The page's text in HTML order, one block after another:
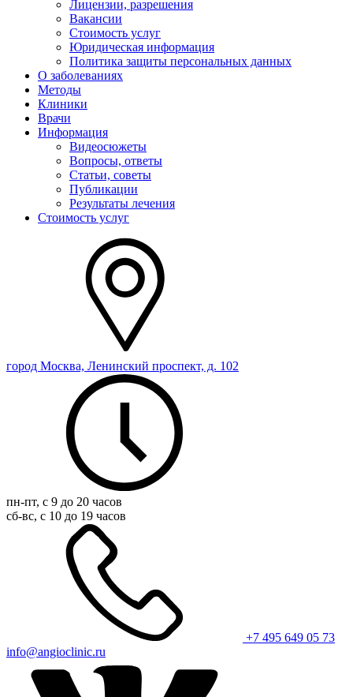
Лицензии, разрешения
Вакансии
Стоимость услуг
Юридическая информация
Политика защиты персональных данных
О заболеваниях
Методы
Клиники
Врачи
Информация
Видеосюжеты
Вопросы, ответы
Статьи, советы
Публикации
Результаты лечения
Стоимость услуг
город Москва, Ленинский проспект, д. 102
пн-пт, с 9 до 20 часов
сб-вс, с 10 до 19 часов
+7 495 649 05 73
info@angioclinic.ru